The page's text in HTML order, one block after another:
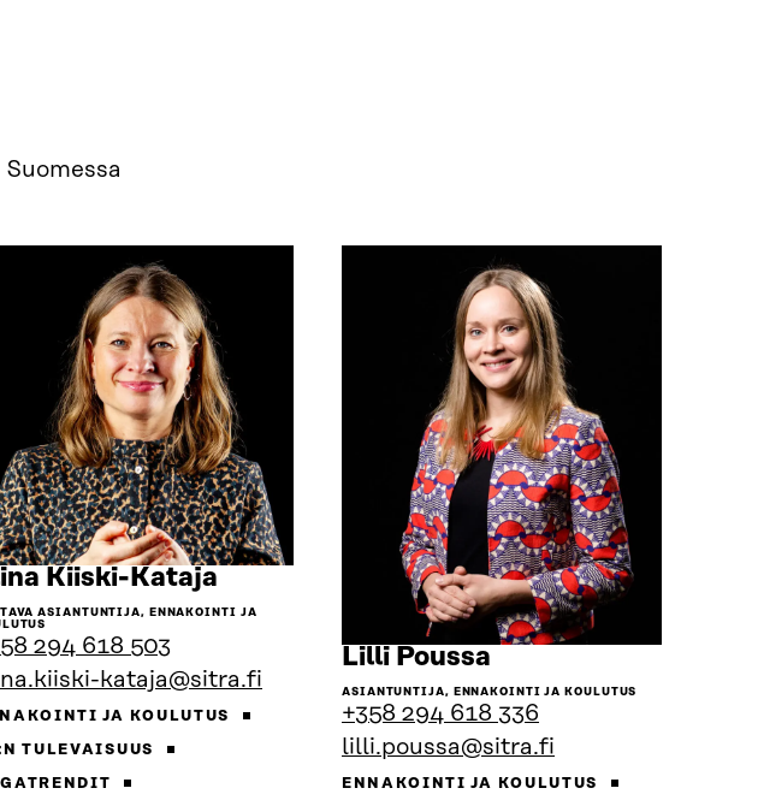
Kiiski-Kataja
henkilön
ASIANTUNTIJA, ENNAKOINTI JA
294 618 503
kataja@sitra.fi
JA KOULUTUS
TULEVAISUUS
Lilli Poussa
henkilön
sivulle
ASIANTUNTIJA, ENNAKOINTI JA KOULUTUS
+358 294 618 336
lilli.poussa@sitra.fi
ENNAKOINTI JA KOULUTUS